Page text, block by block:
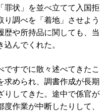
罪状」を並べ立てて入国拒
調べを「着地」させよう
歴や所持品に関しても、当
んでくれた。
すでに散々述べてきたこ
求められ、調書作成が長期
りしてきた。途中で係官が
作業が中断したりして、